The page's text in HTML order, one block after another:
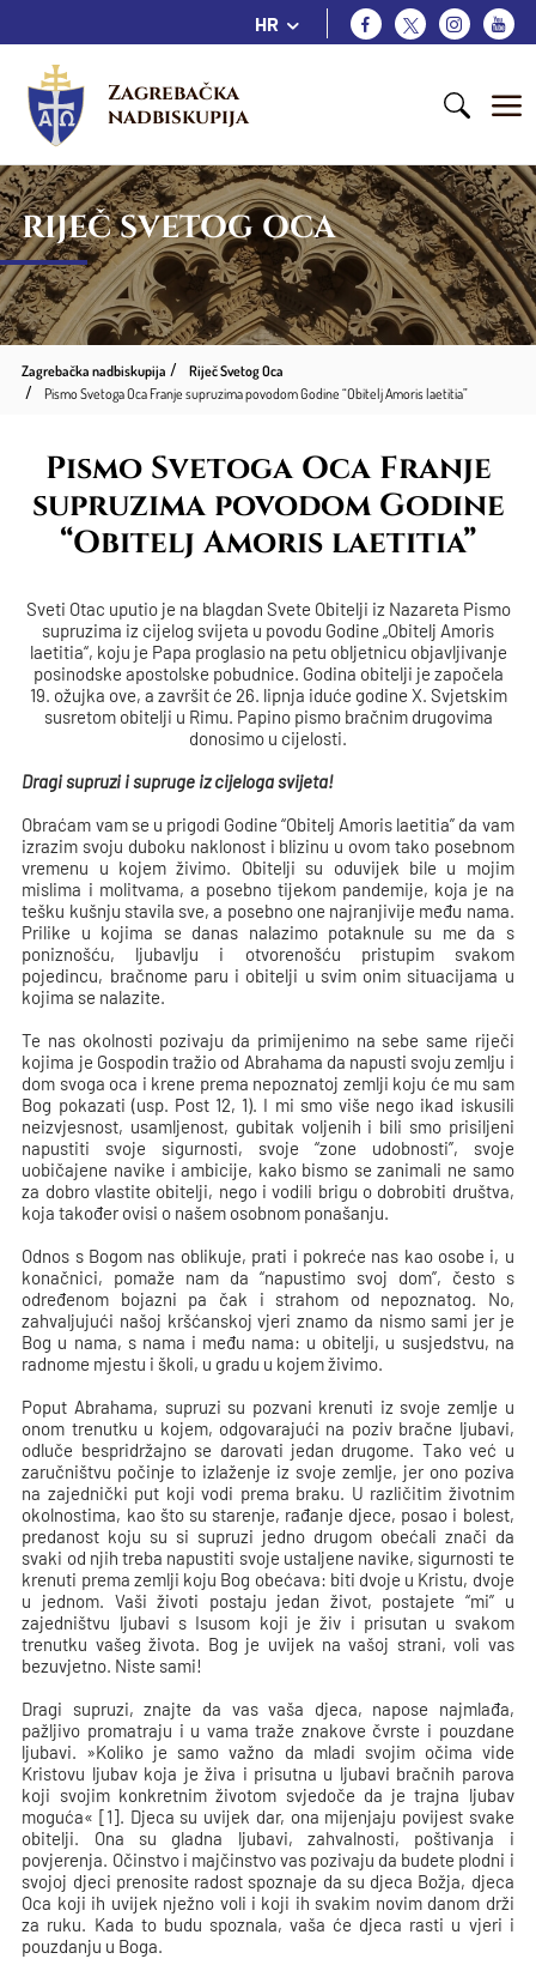
HR
Zagrebačka
nadbiskupija
RIJEČ SVETOG OCA
Zagrebačka nadbiskupija
Riječ Svetog Oca
Pismo Svetoga Oca Franje supruzima povodom Godine “Obitelj Amoris laetitia”
Pismo Svetoga Oca Franje
supruzima povodom Godine
“Obitelj Amoris laetitia”
Sveti Otac uputio je na blagdan Svete Obitelji iz Nazareta Pismo
supruzima iz cijelog svijeta u povodu Godine „Obitelj Amoris
laetitia“, koju je Papa proglasio na petu obljetnicu objavljivanje
posinodske apostolske pobudnice. Godina obitelji je započela
19. ožujka ove, a završit će 26. lipnja iduće godine X. Svjetskim
susretom obitelji u Rimu. Papino pismo bračnim drugovima
donosimo u cijelosti.
Dragi supruzi i supruge iz cijeloga svijeta!
Obraćam vam se u prigodi Godine “Obitelj Amoris laetitia” da vam
izrazim svoju duboku naklonost i blizinu u ovom tako posebnom
vremenu u kojem živimo. Obitelji su oduvijek bile u mojim
mislima i molitvama, a posebno tijekom pandemije, koja je na
tešku kušnju stavila sve, a posebno one najranjivije među nama.
Prilike u kojima se danas nalazimo potaknule su me da s
poniznošću, ljubavlju i otvorenošću pristupim svakom
pojedincu, bračnome paru i obitelji u svim onim situacijama u
kojima se nalazite.
Te nas okolnosti pozivaju da primijenimo na sebe same riječi
kojima je Gospodin tražio od Abrahama da napusti svoju zemlju i
dom svoga oca i krene prema nepoznatoj zemlji koju će mu sam
Bog pokazati (usp. Post 12, 1). I mi smo više nego ikad iskusili
neizvjesnost, usamljenost, gubitak voljenih i bili smo prisiljeni
napustiti svoje sigurnosti, svoje “zone udobnosti”, svoje
uobičajene navike i ambicije, kako bismo se zanimali ne samo
za dobro vlastite obitelji, nego i vodili brigu o dobrobiti društva,
koja također ovisi o našem osobnom ponašanju.
Odnos s Bogom nas oblikuje, prati i pokreće nas kao osobe i, u
konačnici, pomaže nam da “napustimo svoj dom”, često s
određenom bojazni pa čak i strahom od nepoznatog. No,
zahvaljujući našoj kršćanskoj vjeri znamo da nismo sami jer je
Bog u nama, s nama i među nama: u obitelji, u susjedstvu, na
radnome mjestu i školi, u gradu u kojem živimo.
Poput Abrahama, supruzi su pozvani krenuti iz svoje zemlje u
onom trenutku u kojem, odgovarajući na poziv bračne ljubavi,
odluče bespridržajno se darovati jedan drugome. Tako već u
zaručništvu počinje to izlaženje iz svoje zemlje, jer ono poziva
na zajednički put koji vodi prema braku. U različitim životnim
okolnostima, kao što su starenje, rađanje djece, posao i bolest,
predanost koju su si supruzi jedno drugom obećali znači da
svaki od njih treba napustiti svoje ustaljene navike, sigurnosti te
krenuti prema zemlji koju Bog obećava: biti dvoje u Kristu, dvoje
u jednom. Vaši životi postaju jedan život, postajete “mi” u
zajedništvu ljubavi s Isusom koji je živ i prisutan u svakom
trenutku vašeg života. Bog je uvijek na vašoj strani, voli vas
bezuvjetno. Niste sami!
Dragi supruzi, znajte da vas vaša djeca, napose najmlađa,
pažljivo promatraju i u vama traže znakove čvrste i pouzdane
ljubavi. »Koliko je samo važno da mladi svojim očima vide
Kristovu ljubav koja je živa i prisutna u ljubavi bračnih parova
koji svojim konkretnim životom svjedoče da je trajna ljubav
moguća« [1]. Djeca su uvijek dar, ona mijenjaju povijest svake
obitelji. Ona su gladna ljubavi, zahvalnosti, poštivanja i
povjerenja. Očinstvo i majčinstvo vas pozivaju da budete plodni i
svojoj djeci prenosite radost spoznaje da su djeca Božja, djeca
Oca koji ih uvijek nježno voli i koji ih svakim novim danom drži
za ruku. Kada to budu spoznala, vaša će djeca rasti u vjeri i
pouzdanju u Boga.